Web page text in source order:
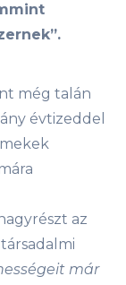
még talán
évtizeddel
az
már